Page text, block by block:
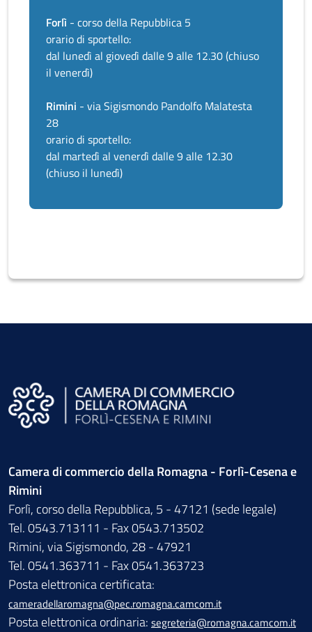
Forlì - corso della Repubblica 5
orario di sportello:
dal lunedì al giovedì dalle 9 alle 12.30 (chiuso
il venerdì)
Rimini - via Sigismondo Pandolfo Malatesta
28
orario di sportello:
dal martedì al venerdì dalle 9 alle 12.30
(chiuso il lunedì)
Camera di commercio della Romagna - Forlì-Cesena e
Rimini
Forlì, corso della Repubblica, 5 - 47121 (sede legale)
Tel. 0543.713111 - Fax 0543.713502
Rimini, via Sigismondo, 28 - 47921
Tel. 0541.363711 - Fax 0541.363723
Posta elettronica certificata:
cameradellaromagna@pec.romagna.camcom.it
Posta elettronica ordinaria: segreteria@romagna.camcom.it